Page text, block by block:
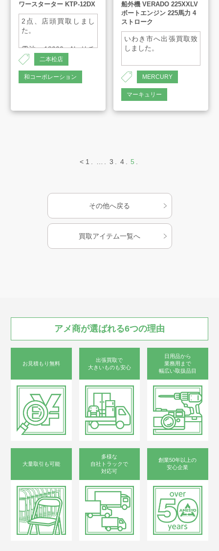
スタッフインタビュー
店舗案内
アート工芸事業部/アメプリ！
古物営業法に基づく表示
サイトマップ
ワースターター KTP-12DX
2点、店頭買取しまし
た。
電池：18000mAh リチ
ウムポリマー電池
出力：USB：5V-1A・
5V-2A、12V-10A、19V-
二本松店
和コーポレーション
船外機 VERADO 225XXLV
ボートエンジン 225馬力 4
ストローク
いわき市へ出張買取致
しました。
MERCURY
マーキュリー
< 1 … 3 4 5
その他へ戻る
買取アイテム一覧へ
アメ商が選ばれる6つの理由
お見積もり無料
出張買取で
大きいものも安心
日用品から
業務用まで
幅広い取扱品目
大量取引も可能
多様な
自社トラックで
対応可
創業50年以上の
安心企業